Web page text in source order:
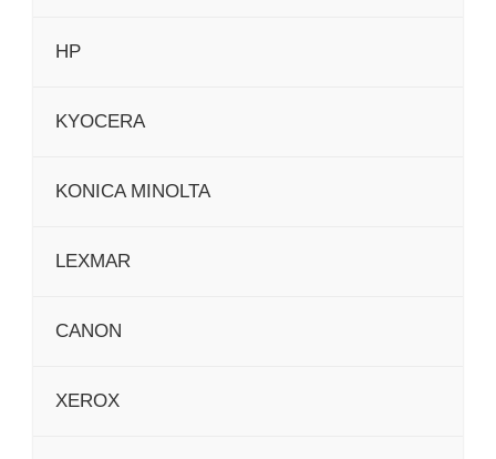
HP
KYOCERA
KONICA MINOLTA
LEXMAR
CANON
XEROX